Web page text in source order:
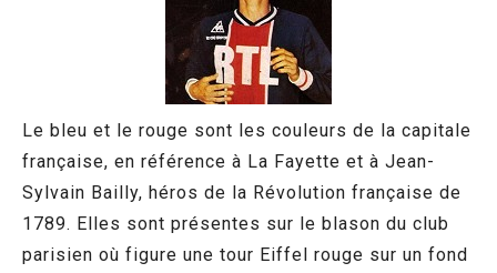
Le bleu et le rouge sont les couleurs de la capitale
française, en référence à La Fayette et à Jean-
Sylvain Bailly, héros de la Révolution française de
1789. Elles sont présentes sur le blason du club
parisien où figure une tour Eiffel rouge sur un fond